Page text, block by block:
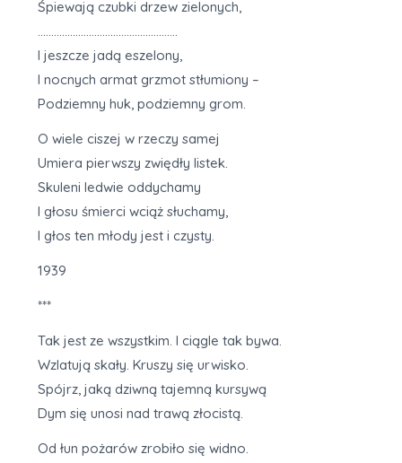
Śpiewają czubki drzew zielonych,
…………………………………………….
I jeszcze jadą eszelony,
I nocnych armat grzmot stłumiony –
Podziemny huk, podziemny grom.
O wiele ciszej w rzeczy samej
Umiera pierwszy zwiędły listek.
Skuleni ledwie oddychamy
I głosu śmierci wciąż słuchamy,
I głos ten młody jest i czysty.
1939
***
Tak jest ze wszystkim. I ciągle tak bywa.
Wzlatują skały. Kruszy się urwisko.
Spójrz, jaką dziwną tajemną kursywą
Dym się unosi nad trawą złocistą.
Od łun pożarów zrobiło się widno.